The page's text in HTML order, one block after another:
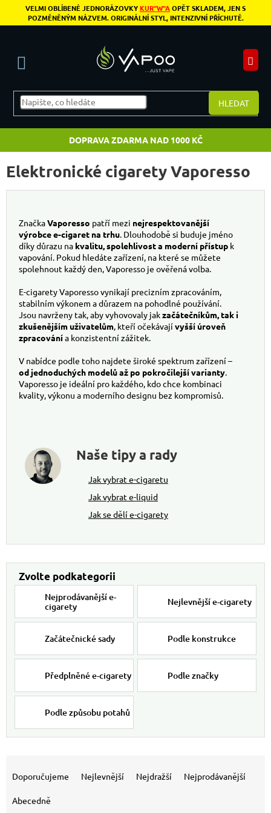
Přejít na obsah
VELMI OBLÍBENÉ JEDNORÁZOVKYKUR"W"AOPĚT SKLADEM, JEN S
POZMĚNĚNÝM NÁZVEM. ORIGINÁLNÍ STYL, INTENZIVNÍ PŘÍCHUTĚ.
HLEDAT
DOPRAVA ZDARMA NAD 1000 KČ
Elektronické cigarety Vaporesso
ZnačkaVaporesso patří mezi nejrespektovanější
výrobce e-cigaret na trhu. Dlouhodobě si buduje jméno
díky důrazu na kvalitu, spolehlivost a moderní přístup k
vapování. Pokud hledáte zařízení, na které se můžete
spolehnout každý den, Vaporesso je ověřená volba.
E-cigarety Vaporesso vynikají precizním zpracováním,
stabilním výkonem a důrazem na pohodlné používání.
Jsou navrženy tak, aby vyhovovaly jakzačátečníkům, tak i
zkušenějším uživatelům, kteří očekávajívyšší úroveň
zpracovánía konzistentní zážitek.
V nabídce podle toho najdete široké spektrum zařízení –
od jednoduchých modelů až po pokročilejší varianty.
Vaporesso je ideální pro každého, kdo chce kombinaci
kvality, výkonu a moderního designu bez kompromisů.
Naše tipy a rady
Jak vybrat e-cigaretu
Jak vybrat e-liquid
Jak se dělí e-cigarety
Nejprodávanější e-
cigarety
Nejlevnější e-cigarety
Začátečnické sady Podle konstrukce
Předplněné e-cigarety Podle značky
Podle způsobu potahů
Doporučujeme Nejlevnější Nejdražší Nejprodávanější
Abecedně